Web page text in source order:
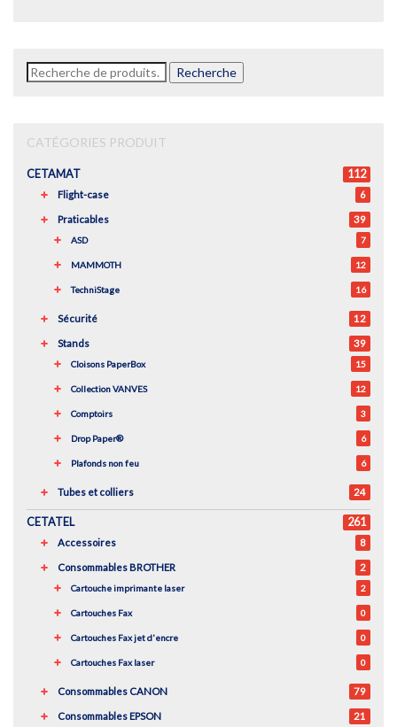
Recherche
pour :
Recherche
CATÉGORIES PRODUIT
CETAMAT 112
Flight-case 6
Praticables 39
ASD 7
MAMMOTH 12
TechniStage 16
Sécurité 12
Stands 39
Cloisons PaperBox 15
Collection VANVES 12
Comptoirs 3
Drop Paper® 6
Plafonds non feu 6
Tubes et colliers 24
CETATEL 261
Accessoires 8
Consommables BROTHER 2
Cartouche imprimante laser 2
Cartouches Fax 0
Cartouches Fax jet d'encre 0
Cartouches Fax laser 0
Consommables CANON 79
Consommables EPSON 21